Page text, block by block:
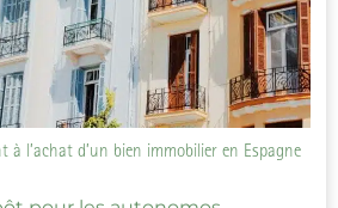
à l’achat d’un bien immobilier en Espagne